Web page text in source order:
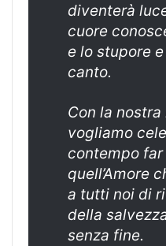
diventerà
cuore
e lo stupore
canto.
Con la nostra
vogliamo
contempo
quell’Amore
a tutti noi di
della
senza fine.